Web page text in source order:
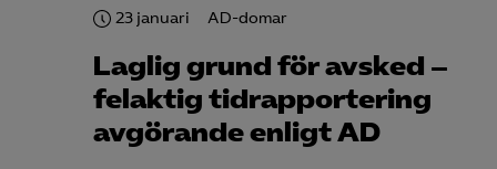
23 januari AD-domar
Laglig grund för avsked –
felaktig tid­rapportering
avgörande enligt AD